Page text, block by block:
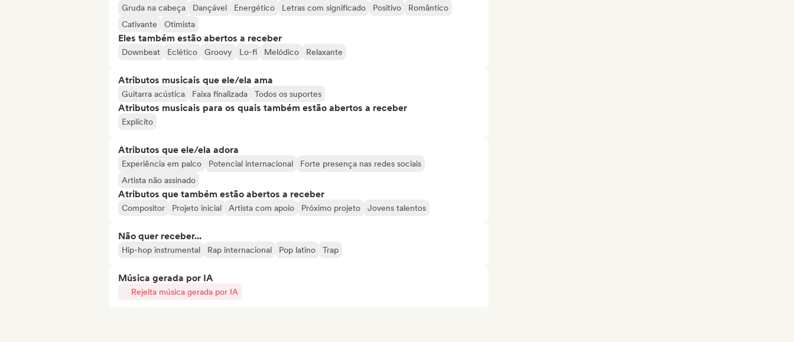
Gruda na cabeça Dançável Energético Letras com significado Positivo
Romântico
Cativante
Otimista
Eles também estão abertos a receber
Downbeat Eclético Groovy Lo-fi Melódico Relaxante
Atributos musicais que ele/ela ama
Guitarra acústica Faixa finalizada Todos os suportes
Atributos musicais para os quais também estão abertos a receber
Explícito
Atributos que ele/ela adora
Experiência em palco Potencial internacional
Forte presença nas redes sociais
Artista não assinado
Atributos que também estão abertos a receber
Compositor Projeto inicial Artista com apoio Próximo projeto Jovens talentos
Não quer receber...
Hip-hop instrumental Rap internacional Pop latino Trap
Música gerada por IA
Rejeita música gerada por IA